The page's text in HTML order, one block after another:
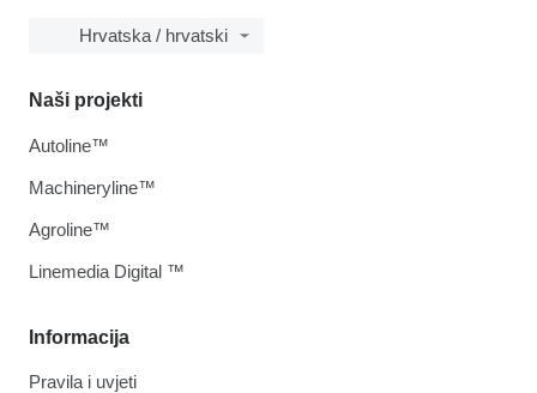
Hrvatska / hrvatski
Informacija
Pravila i uvjeti
Naši projekti
Autoline™
Machineryline™
Agroline™
Linemedia Digital ™